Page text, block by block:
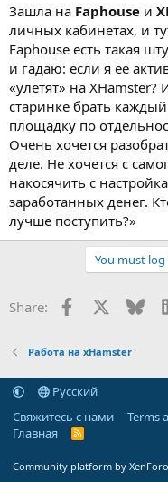
Зашла на Faphouse и
личных кабинетах, и
Faphouse есть такая
и гадаю: если я её
«улетят» на
старинке брать
площадку по
Очень хочется
деле. Не хочется с
накосячить с
заработанных денег.
лучше поступить?»
You must
Share: Facebook
Работа на xHamster
Русский
Свяжитесь с нами
Terms
Главная
R
Community platform by XenForo